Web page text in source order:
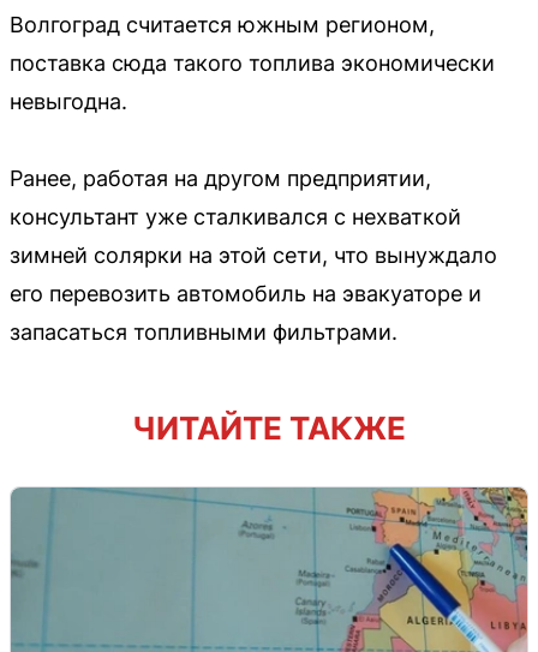
Волгоград считается южным регионом,
поставка сюда такого топлива экономически
невыгодна.
Ранее, работая на другом предприятии,
консультант уже сталкивался с нехваткой
зимней солярки на этой сети, что вынуждало
его перевозить автомобиль на эвакуаторе и
запасаться топливными фильтрами.
ЧИТАЙТЕ ТАКЖЕ